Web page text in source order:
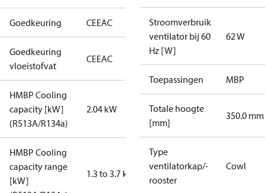
Goedkeuring CEEAC
Goedkeuring
vloeistofvat
CEEAC
HMBP Cooling
capacity [kW]
(R513A/R134a)
2.04 kW
HMBP Cooling
capacity range
[kW]
1.3 to 3.7 kW
Stroomverbruik
ventilator bij 60
Hz [W]
62 W
Toepassingen MBP
Totale hoogte
[mm]
350.0 mm
Type
ventilatorkap/-
rooster
Cowl